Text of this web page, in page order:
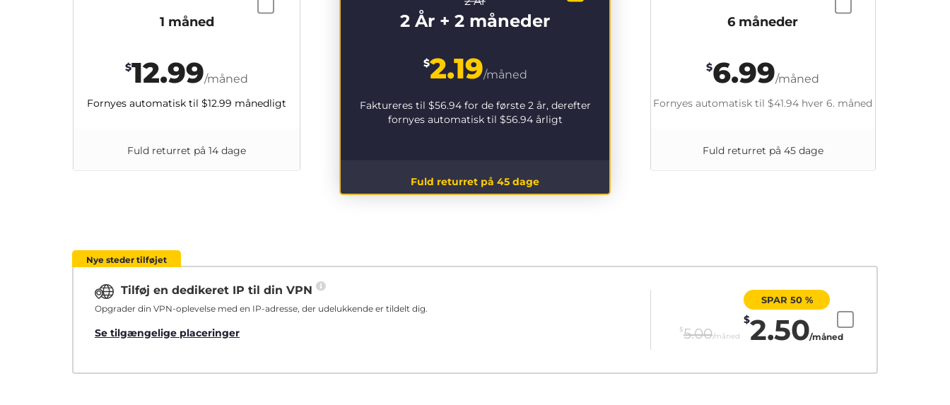
2 År + 2 måneder
$2.19/måned
Faktureres til $56.94for de første 2 år, derefter
fornyes automatisk til $56.94årligt
Fuld returret på 45 dage
6 måneder
$6.99/måned
Fornyes automatisk til $41.94 hver 6. måned
Fuld returret på 45 dage
1 måned
$12.99/måned
Fornyes automatisk til $12.99 månedligt
Fuld returret på 14 dage
Nye steder tilføjet
Tilføj en dedikeret IP til din VPN
Opgrader din VPN-oplevelse med en IP-adresse, der udelukkende er tildelt dig.
Se tilgængelige placeringer $5.00/måned
SPAR 50 %
$2.50/måned